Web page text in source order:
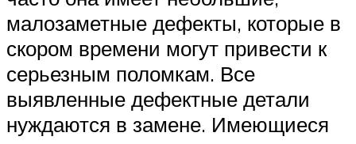
малозаметные дефекты, которые в
скором времени могут привести к
серьезным поломкам. Все
выявленные дефектные детали
нуждаются в замене. Имеющиеся